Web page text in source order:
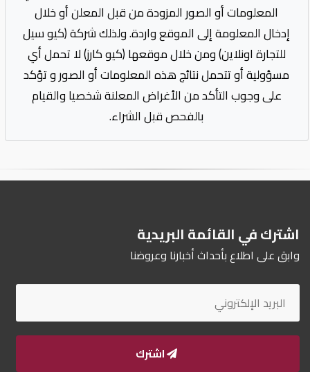
المعلومات أو الصور المزودة من قبل المعلن أو خلال
إدخال المعلومة إلى الموقع واردة. ولذلك شركة (كيو سيل
للتجارة اونلاين) ومن خلال موقعها (كيو كارز) لا تحمل أي
مسؤولية أو تتحمل نتائج هذه المعلومات أو الصور و تؤكد
على وجوب التأكد من الأغراض المعلنة شخصيا والقيام
بالفحص قبل الشراء.
اشترك في القائمة البريدية
وابق على اطلاع بأحداث أخبارنا وعروضنا
اشترك